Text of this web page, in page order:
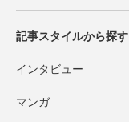
記事スタイルから探す
インタビュー
マンガ